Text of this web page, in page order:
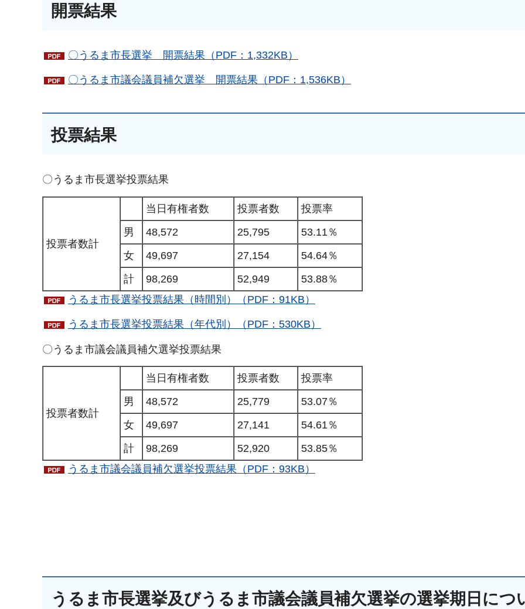
開票結果
〇うるま市長選挙 開票結果（PDF：1,332KB）
〇うるま市議会議員補欠選挙 開票結果（PDF：1,536KB）
投票結果
〇うるま市長選挙投票結果
投票者数計
当日有権者数 投票者数
投票率
男
48,572 25,795
53.11％
女
49,697 27,154
54.64％
計
98,269 52,949
53.88％
うるま市長選挙投票結果（時間別）（PDF：91KB）
うるま市長選挙投票結果（年代別）（PDF：530KB）
〇うるま市議会議員補欠選挙投票結果
投票者数計
当日有権者数 投票者数
投票率
男
48,572 25,779
53.07％
女
49,697 27,141
54.61％
計
98,269 52,920
53.85％
うるま市議会議員補欠選挙投票結果（PDF：93KB）
うるま市長選挙及びうるま市議会議員補欠選挙の選挙期日につ